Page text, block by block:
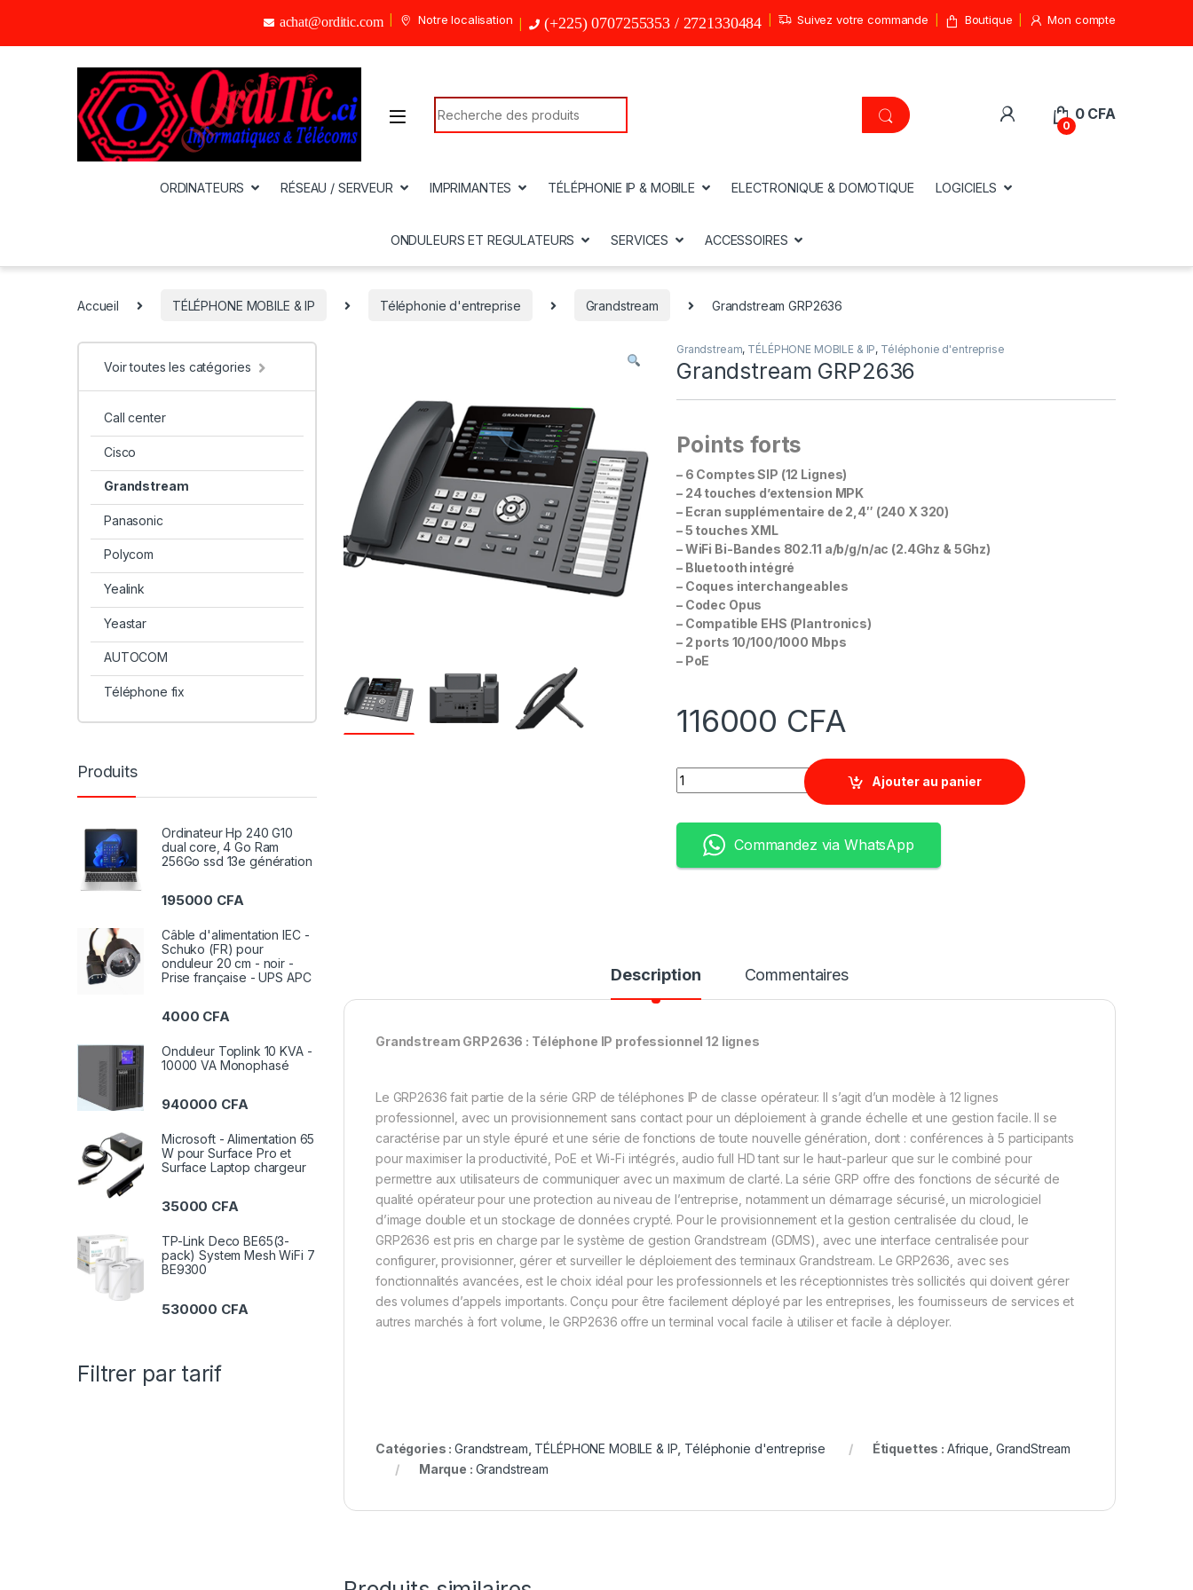
achat@orditic.com Notre localisation (+225) 0707255353 / 2721330484 Suivez votre commande Boutique Mon compte
Search for:
0
0 CFA
ORDINATEURS RÉSEAU / SERVEUR IMPRIMANTES TÉLÉPHONIE IP & MOBILE ELECTRONIQUE & DOMOTIQUE LOGICIELS
ONDULEURS ET REGULATEURS SERVICES ACCESSOIRES
Accueil TÉLÉPHONE MOBILE & IP Téléphonie d'entreprise Grandstream Grandstream GRP2636
Grandstream, TÉLÉPHONE MOBILE & IP, Téléphonie d'entreprise
Grandstream GRP2636
Points forts
– 6 Comptes SIP (12 Lignes)
– 24 touches d’extension MPK
– Ecran supplémentaire de 2,4″ (240 X 320)
– 5 touches XML
– WiFi Bi-Bandes 802.11 a/b/g/n/ac (2.4Ghz & 5Ghz)
– Bluetooth intégré
– Coques interchangeables
– Codec Opus
– Compatible EHS (Plantronics)
– 2 ports 10/100/1000 Mbps
– PoE
116000 CFA
Quantity
Ajouter au panier
Commandez via WhatsApp
Description Commentaires
Grandstream GRP2636 : Téléphone IP professionnel 12 lignes
Le GRP2636 fait partie de la série GRP de téléphones IP de classe opérateur. Il s’agit d’un modèle à 12 lignes
professionnel, avec un provisionnement sans contact pour un déploiement à grande échelle et une gestion facile. Il se
caractérise par un style épuré et une série de fonctions de toute nouvelle génération, dont : conférences à 5 participants
pour maximiser la productivité, PoE et Wi-Fi intégrés, audio full HD tant sur le haut-parleur que sur le combiné pour
permettre aux utilisateurs de communiquer avec un maximum de clarté. La série GRP offre des fonctions de sécurité de
qualité opérateur pour une protection au niveau de l’entreprise, notamment un démarrage sécurisé, un micrologiciel
d’image double et un stockage de données crypté. Pour le provisionnement et la gestion centralisée du cloud, le
GRP2636 est pris en charge par le système de gestion Grandstream (GDMS), avec une interface centralisée pour
configurer, provisionner, gérer et surveiller le déploiement des terminaux Grandstream. Le GRP2636, avec ses
fonctionnalités avancées, est le choix idéal pour les professionnels et les réceptionnistes très sollicités qui doivent gérer
des volumes d’appels importants. Conçu pour être facilement déployé par les entreprises, les fournisseurs de services et
autres marchés à fort volume, le GRP2636 offre un terminal vocal facile à utiliser et facile à déployer.
Catégories :Grandstream TÉLÉPHONE MOBILE & IP Téléphonie d'entreprise Étiquettes : Afrique GrandStream
Marque : Grandstream
Voir toutes les catégories
Call center
Cisco
Grandstream
Panasonic
Polycom
Yealink
Yeastar
AUTOCOM
Téléphone fix
Produits
Ordinateur Hp 240 G10
dual core, 4 Go Ram
256Go ssd 13e génération
195000 CFA
Câble d'alimentation IEC -
Schuko (FR) pour
onduleur 20 cm - noir -
Prise française - UPS APC
4000 CFA
Onduleur Toplink 10 KVA -
10000 VA Monophasé
940000 CFA
Microsoft - Alimentation 65
W pour Surface Pro et
Surface Laptop chargeur
35000 CFA
TP-Link Deco BE65(3-
pack) System Mesh WiFi 7
BE9300
530000 CFA
Filtrer par tarif